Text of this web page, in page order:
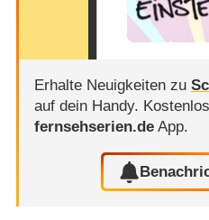
Erhalte Neuigkeiten zu
auf dein Handy.
fernsehserien.deApp.